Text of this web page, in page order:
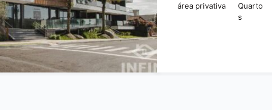
área privativa
Quarto
s